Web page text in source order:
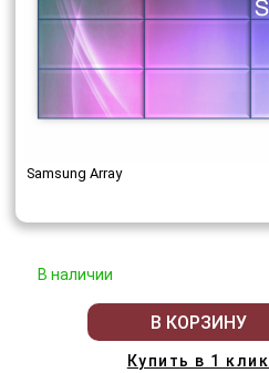
Samsung Array
В наличии
В КОРЗИНУ
Купить в 1 клик